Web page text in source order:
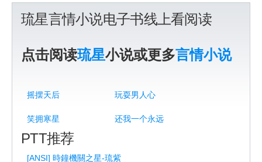
琉星言情小说电子书线上看阅读
点击阅读琉星小说或更多言情小说
摇摆天后 玩耍男人心
笑拥寒星 还我一个永远
PTT推荐
[ANSI] 時鐘機關之星-琉紫